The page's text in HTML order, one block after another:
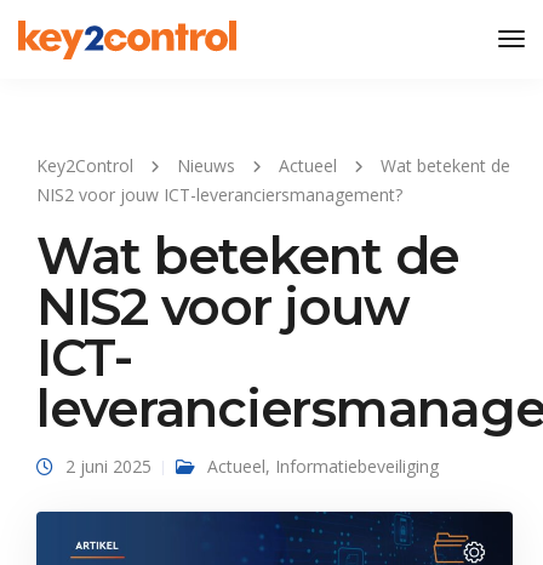
Key2Control Nieuws Actueel
Wat betekent de
NIS2 voor jouw ICT-leveranciersmanagement?
Wat betekent de
NIS2 voor jouw
ICT-
2 juni 2025 Actueel, Informatiebeveiliging